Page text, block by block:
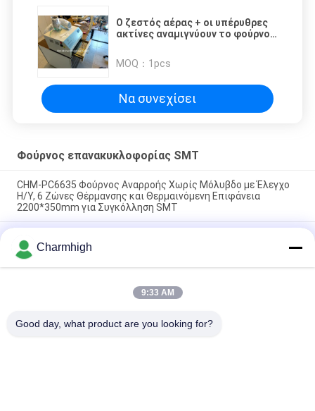
Ο ζεστός αέρας + οι υπέρυθρες
ακτίνες αναμιγνύουν το φούρνο
τύπων συρταριών
MOQ： 1pcs
Να συνεχίσει
Φούρνος επανακυκλοφορίας SMT
CHM-PC6635 Φούρνος Αναρροής Χωρίς Μόλυβδο με Έλεγχο
Η/Υ, 6 Ζώνες Θέρμανσης και Θερμαινόμενη Επιφάνεια
2200*350mm για Συγκόλληση SMT
θερμοκρασίας 1400*300mm Μηχανή συγκόλλησης θερμού
αέρα
CHM-6635 Φούρνος Αναθέρμανσης 6 Ζωνών Θερμοκρασίας
(πάνω6+κάτω6) 2200*350mm Μηχανή Συγκόλλησης
Charmhigh
9:33 AM
Good day, what product are you looking for?